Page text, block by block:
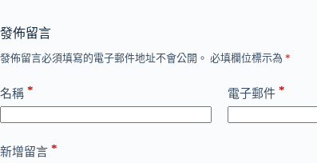
發佈留言
發佈留言必須填寫的電子郵件地址不會公開。 必填欄位標示為 *
名稱 * 電子郵件 *
新增留言 *